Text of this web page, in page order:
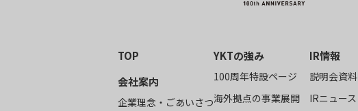
TOP
会社案内
企業理念・ごあいさつ
YKTの強み
100周年特設ページ
海外拠点の事業展開
IR情報
説明会資料
IRニュース